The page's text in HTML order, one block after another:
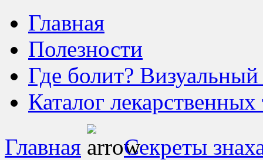
Главная
Полезности
Где болит?
Каталог лекарственных
Главная
Секреты